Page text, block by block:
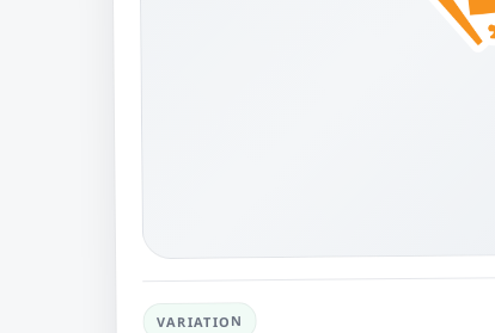
VARIATION